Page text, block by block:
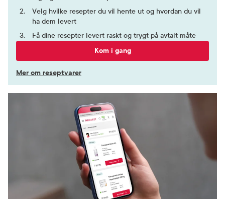
Velg hvilke resepter du vil hente ut og hvordan du vil
ha dem levert
Få dine resepter levert raskt og trygt på avtalt måte
Kom i gang
Mer om reseptvarer